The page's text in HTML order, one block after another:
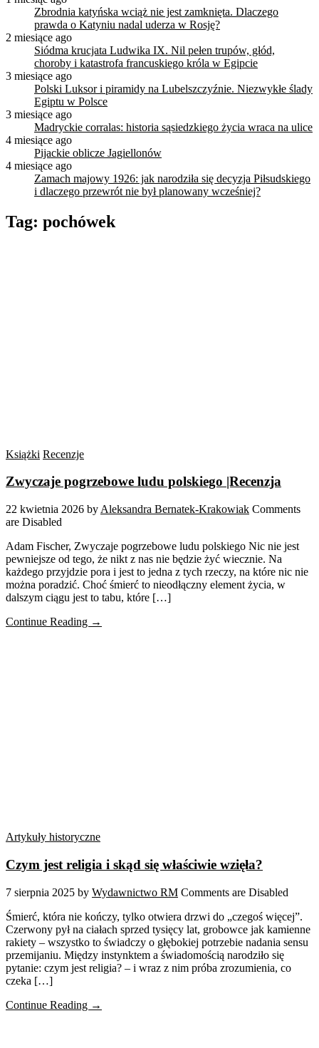
Zbrodnia katyńska wciąż nie jest zamknięta. Dlaczego
prawda o Katyniu nadal uderza w Rosję?
2 miesiące ago
Siódma krucjata Ludwika IX. Nil pełen trupów, głód,
choroby i katastrofa francuskiego króla w Egipcie
3 miesiące ago
Polski Luksor i piramidy na Lubelszczyźnie. Niezwykłe ślady
Egiptu w Polsce
3 miesiące ago
Madryckie corralas: historia sąsiedzkiego życia wraca na ulice
4 miesiące ago
Pijackie oblicze Jagiellonów
4 miesiące ago
Zamach majowy 1926: jak narodziła się decyzja Piłsudskiego
i dlaczego przewrót nie był planowany wcześniej?
Tag: pochówek
Książki Recenzje
Zwyczaje pogrzebowe ludu polskiego |Recenzja
22 kwietnia 2026 by Aleksandra Bernatek-Krakowiak Comments
are Disabled
Adam Fischer, Zwyczaje pogrzebowe ludu polskiego Nic nie jest
pewniejsze od tego, że nikt z nas nie będzie żyć wiecznie. Na
każdego przyjdzie pora i jest to jedna z tych rzeczy, na które nic nie
można poradzić. Choć śmierć to nieodłączny element życia, w
dalszym ciągu jest to tabu, które […]
Continue Reading →
Artykuły historyczne
Czym jest religia i skąd się właściwie wzięła?
7 sierpnia 2025 by Wydawnictwo RM Comments are Disabled
Śmierć, która nie kończy, tylko otwiera drzwi do „czegoś więcej”.
Czerwony pył na ciałach sprzed tysięcy lat, grobowce jak kamienne
rakiety – wszystko to świadczy o głębokiej potrzebie nadania sensu
przemijaniu. Między instynktem a świadomością narodziło się
pytanie: czym jest religia? – i wraz z nim próba zrozumienia, co
czeka […]
Continue Reading →